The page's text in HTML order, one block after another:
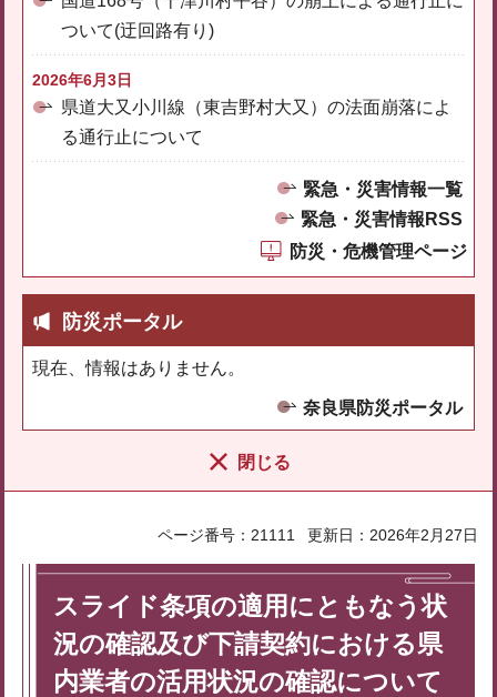
ついて(迂回路有り)
2026年6月3日
県道大又小川線（東吉野村大又）の法面崩落によ
る通行止について
緊急・災害情報一覧
緊急・災害情報RSS
防災・危機管理ページ
防災ポータル
現在、情報はありません。
奈良県防災ポータル
閉じる
ページ番号：21111 更新日：2026年2月27日
スライド条項の適用にともなう状
況の確認及び下請契約における県
内業者の活用状況の確認について